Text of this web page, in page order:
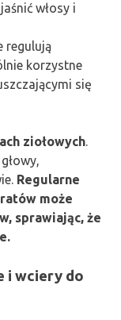
włosy i
regulują
korzystne
się
ziołowych.
Regularne
może
sprawiając, że
i wciery do